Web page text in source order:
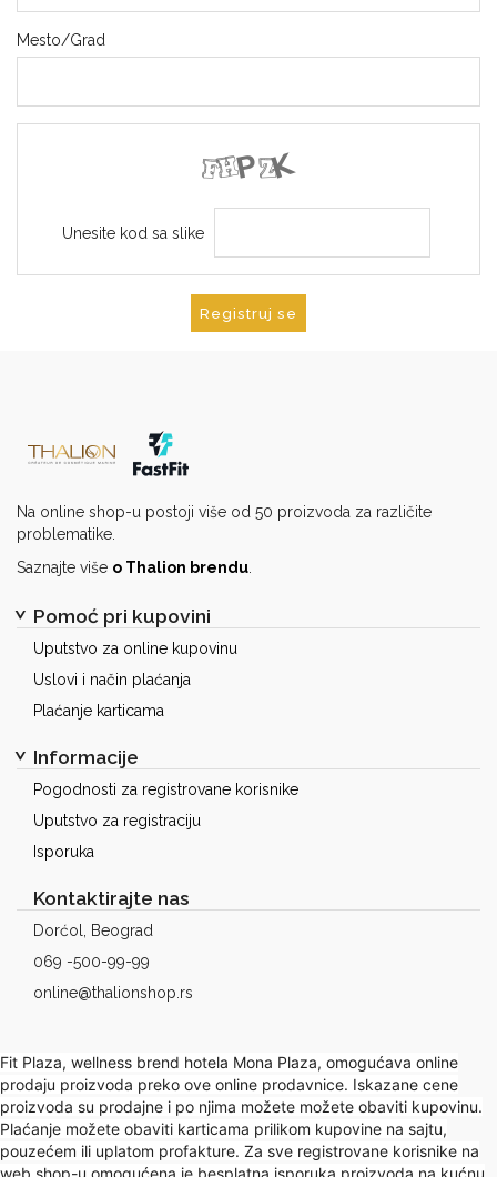
Mesto/Grad
Unesite kod sa slike
Registruj se
Na online shop-u postoji više od 50 proizvoda za različite
problematike.
Saznajte više o Thalion brendu
Pomoć pri kupovini
Uputstvo za online kupovinu
Uslovi i način plaćanja
Plaćanje karticama
Informacije
Pogodnosti za registrovane korisnike
Uputstvo za registraciju
Isporuka
Kontaktirajte nas
Dorćol, Beograd
069 -500-99-99
online@thalionshop.rs
Fit Plaza, wellness brend hotela Mona Plaza, omogućava online
prodaju proizvoda preko ove online prodavnice. Iskazane cene
proizvoda su prodajne i po njima možete možete obaviti kupovinu.
Plaćanje možete obaviti karticama prilikom kupovine na sajtu,
pouzećem ili uplatom profakture. Za sve registrovane korisnike na
web shop-u omogućena je besplatna isporuka proizvoda na kućnu